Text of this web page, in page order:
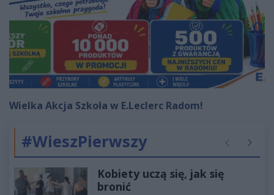
Wielka Akcja Szkoła w E.Leclerc Radom!
#WieszPierwszy Poprzednie
Kobiety uczą się, jak się
bronić